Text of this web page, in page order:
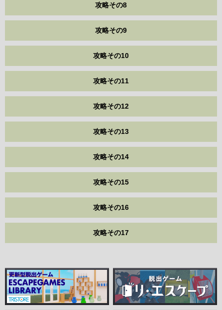
攻略その8
攻略その9
攻略その10
攻略その11
攻略その12
攻略その13
攻略その14
攻略その15
攻略その16
攻略その17